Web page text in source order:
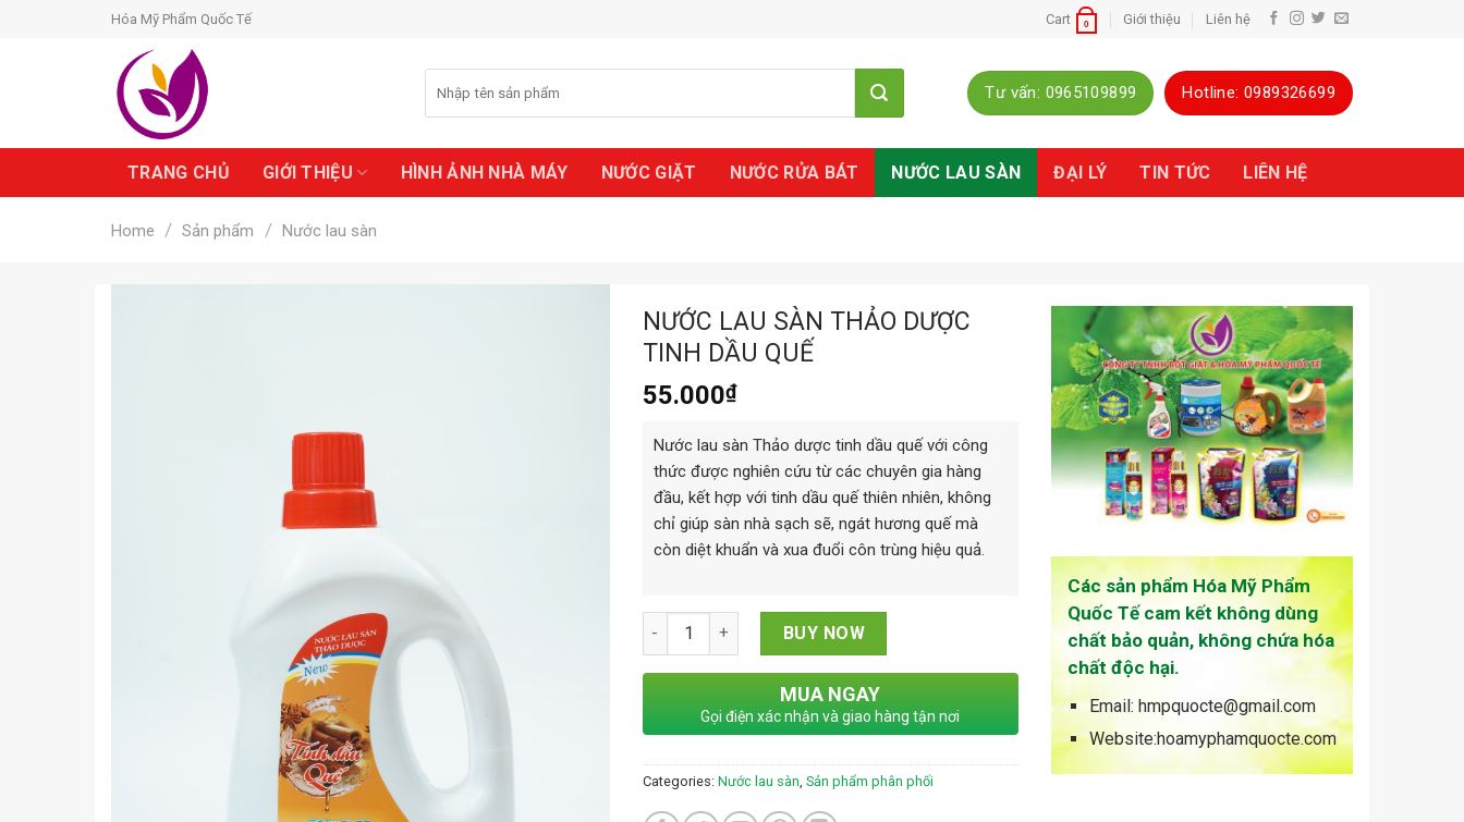
Hóa Mỹ Phẩm Quốc Tế Cart 0 Giới thiệu Liên hệ
for:
Tư vấn: 0965109899 Hotline: 0989326699
TRANG CHỦ GIỚI THIỆU HÌNH ẢNH NHÀ MÁY NƯỚC GIẶT NƯỚC RỬA BÁT NƯỚC LAU SÀN ĐẠI LÝ TIN TỨC LIÊN HỆ
Home / Sản phẩm / Nước lau sàn
NƯỚC LAU SÀN THẢO DƯỢC
TINH DẦU QUẾ
55.000₫
Nước lau sàn Thảo dược tinh dầu quế với công
thức được nghiên cứu từ các chuyên gia hàng
đầu, kết hợp với tinh dầu quế thiên nhiên, không
chỉ giúp sàn nhà sạch sẽ, ngát hương quế mà
còn diệt khuẩn và xua đuổi côn trùng hiệu quả.
NƯỚC LAU SÀN THẢO DƯỢC TINH DẦU QUẾ quantity
BUY NOW
MUA NGAY
Gọi điện xác nhận và giao hàng tận nơi
Categories: Nước lau sàn Sản phẩm phân phối
Các sản phẩm Hóa Mỹ Phẩm
Quốc Tế cam kết không dùng
chất bảo quản, không chứa hóa
chất độc hại.
Email: hmpquocte@gmail.com
Website:hoamyphamquocte.com